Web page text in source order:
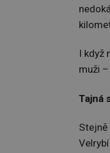
I když
muži
Tajná
Stejně